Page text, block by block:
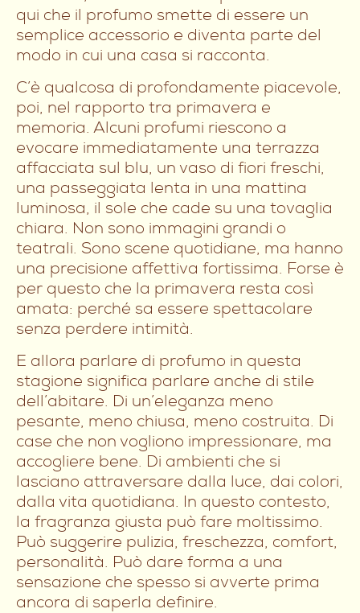
qui che il profumo smette di essere un
semplice accessorio e diventa parte del
modo in cui una casa si racconta.
C’è qualcosa di profondamente piacevole,
poi, nel rapporto tra primavera e
memoria. Alcuni profumi riescono a
evocare immediatamente una terrazza
affacciata sul blu, un vaso di fiori freschi,
una passeggiata lenta in una mattina
luminosa, il sole che cade su una tovaglia
chiara. Non sono immagini grandi o
teatrali. Sono scene quotidiane, ma hanno
una precisione affettiva fortissima. Forse è
per questo che la primavera resta così
amata: perché sa essere spettacolare
senza perdere intimità.
E allora parlare di profumo in questa
stagione significa parlare anche di stile
dell’abitare. Di un’eleganza meno
pesante, meno chiusa, meno costruita. Di
case che non vogliono impressionare, ma
accogliere bene. Di ambienti che si
lasciano attraversare dalla luce, dai colori,
dalla vita quotidiana. In questo contesto,
la fragranza giusta può fare moltissimo.
Può suggerire pulizia, freschezza, comfort,
personalità. Può dare forma a una
sensazione che spesso si avverte prima
ancora di saperla definire.